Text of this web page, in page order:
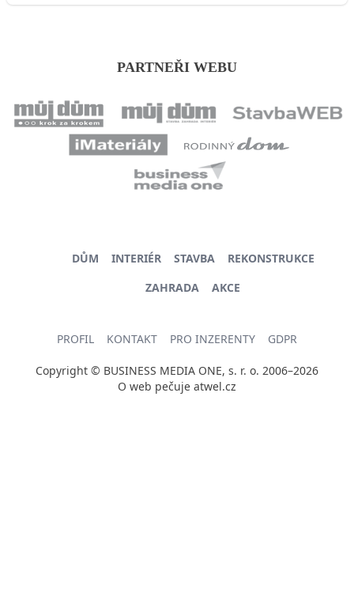
PARTNEŘI WEBU
DŮM INTERIÉR STAVBA
REKONSTRUKCE
ZAHRADA
AKCE
PROFIL KONTAKT PRO INZERENTY GDPR
Copyright © BUSINESS MEDIA ONE, s. r. o. 2006–2026